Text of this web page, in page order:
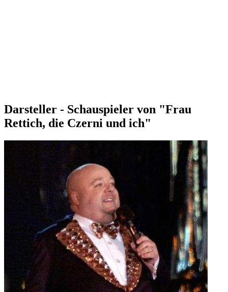
Darsteller - Schauspieler von "Frau
Rettich, die Czerni und ich"